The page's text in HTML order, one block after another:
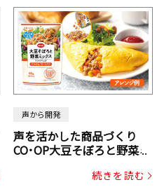
声から開発
声を活かした商品づくり
CO･OP大豆そぼろと野菜ミ
じん・コーン入り）続きを読む